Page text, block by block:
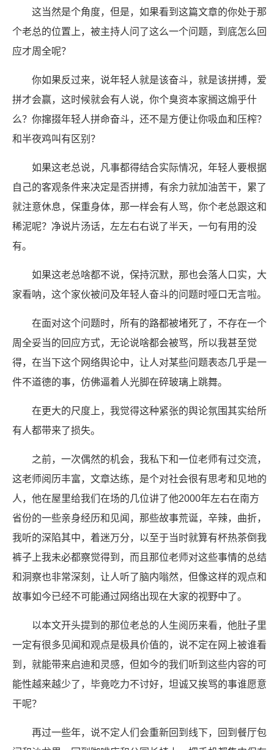
这当然是个角度，但是，如果看到这篇文章的你处于那
个老总的位置上，被主持人问了这么一个问题，到底怎么回
应才周全呢？
你如果反过来，说年轻人就是该奋斗，就是该拼搏，爱
拼才会赢，这时候就会有人说，你个臭资本家搁这煽乎什
么？你撺掇年轻人拼命奋斗，还不是方便让你吸血和压榨？
和半夜鸡叫有区别？
如果这老总说，凡事都得结合实际情况，年轻人要根据
自己的客观条件来决定是否拼搏，有余力就加油苦干，累了
就注意休息，保重身体，那一样会有人骂，你个老总跟这和
稀泥呢？净说片汤话，左左右右说了半天，一句有用的没
有。
如果这老总啥都不说，保持沉默，那也会落人口实，大
家看呐，这个家伙被问及年轻人奋斗的问题时哑口无言啦。
在面对这个问题时，所有的路都被堵死了，不存在一个
周全妥当的回应方式，无论说啥都会被骂，所以我甚至觉
得，在当下这个网络舆论中，让人对某些问题表态几乎是一
件不道德的事，仿佛逼着人光脚在碎玻璃上跳舞。
在更大的尺度上，我觉得这种紧张的舆论氛围其实给所
有人都带来了损失。
之前，一次偶然的机会，我私下和一位老师有过交流，
这老师阅历丰富，文章达练，是个对社会很有思考和见地的
人，他在屋里给我们在场的几位讲了他2000年左右在南方
省份的一些亲身经历和见闻，那些故事荒诞，辛辣，曲折，
我听的深陷其中，着迷万分，以至于当时就算有杯热茶倒我
裤子上我未必都察觉得到，而且那位老师对这些事情的总结
和洞察也非常深刻，让人听了脑内嗡然，但像这样的观点和
故事如今已经不可能通过网络出现在大家的视野中了。
以本文开头提到的那位老总的人生阅历来看，他肚子里
一定有很多见闻和观点是极具价值的，说不定在网上被谁看
到，就能带来启迪和灵感，但如今的我们听到这些内容的可
能性越来越少了，毕竟吃力不讨好，坦诚又挨骂的事谁愿意
干呢？
再过一些年，说不定人们会重新回到线下，回到餐厅包